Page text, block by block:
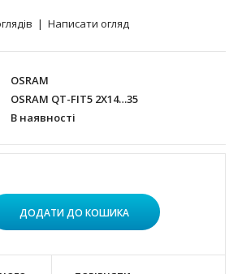
| Написати огляд
OSRAM
OSRAM QT-FIT5 2X14…35
В наявності